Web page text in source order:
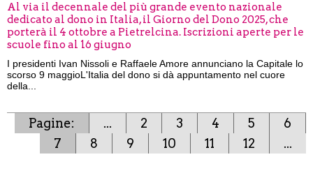
Al via il decennale del più grande evento nazionale
dedicato al dono in Italia, il Giorno del Dono 2025, che
porterà il 4 ottobre a Pietrelcina. Iscrizioni aperte per le
scuole fino al 16 giugno
I presidenti Ivan Nissoli e Raffaele Amore annunciano la Capitale lo
scorso 9 maggioL'Italia del dono si dà appuntamento nel cuore
della...
Pagine: ... 2 3 4 5
6
7
8 9 10 11 12 ...